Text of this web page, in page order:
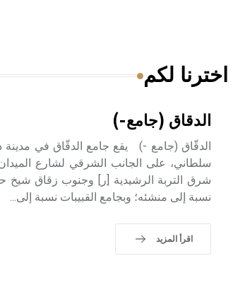
اخترنا لكم
الدقاق (جامع-)
الدقّاق (جامع -) يقع جامع الدقّاق في مدينة
سلطاني، على الجانب الشرقي لشارع
شرق التربة الرشيدية [ر] وجنوب زقاق شيخ
نسبة إلى منشئه؛ وبجامع القبيبات نسبة إلى...
اقرأ المزيد